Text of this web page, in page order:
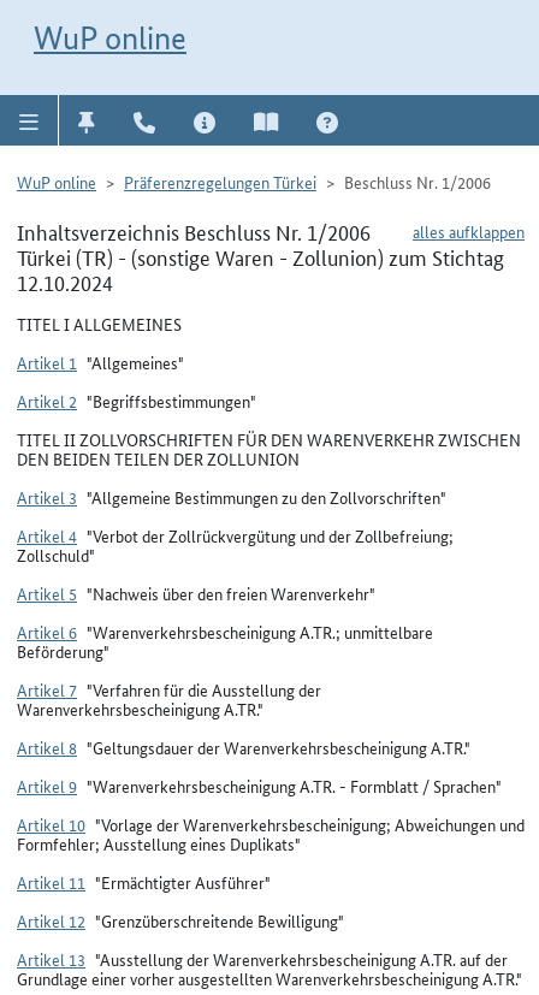
WuP online
WuP online Präferenzregelungen Türkei Beschluss Nr. 1/2006
alles aufklappen
Inhaltsverzeichnis Beschluss Nr. 1/2006
Türkei (TR) - (sonstige Waren - Zollunion) zum Stichtag
12.10.2024
TITEL I ALLGEMEINES
Artikel 1 "Allgemeines"
Artikel 2 "Begriffsbestimmungen"
TITEL II ZOLLVORSCHRIFTEN FÜR DEN WARENVERKEHR ZWISCHEN
DEN BEIDEN TEILEN DER ZOLLUNION
Artikel 3 "Allgemeine Bestimmungen zu den Zollvorschriften"
Artikel 4 "Verbot der Zollrückvergütung und der Zollbefreiung;
Zollschuld"
Artikel 5 "Nachweis über den freien Warenverkehr"
Artikel 6 "Warenverkehrsbescheinigung A.TR.; unmittelbare
Beförderung"
Artikel 7 "Verfahren für die Ausstellung der
Warenverkehrsbescheinigung A.TR."
Artikel 8 "Geltungsdauer der Warenverkehrsbescheinigung A.TR."
Artikel 9 "Warenverkehrsbescheinigung A.TR. - Formblatt / Sprachen"
Artikel 10 "Vorlage der Warenverkehrsbescheinigung; Abweichungen und
Formfehler; Ausstellung eines Duplikats"
Artikel 11 "Ermächtigter Ausführer"
Artikel 12 "Grenzüberschreitende Bewilligung"
Artikel 13 "Ausstellung der Warenverkehrsbescheinigung A.TR. auf der
Grundlage einer vorher ausgestellten Warenverkehrsbescheinigung A.TR."